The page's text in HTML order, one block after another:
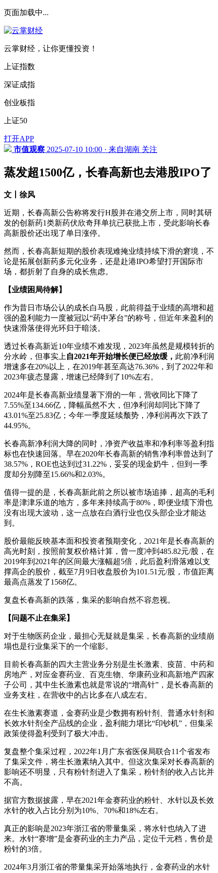
页面加载中...
云掌财经，让你更懂投资！
上证指数
深证成指
创业板指
上证50
打开APP
市值观察 2025-07-10 10:00 · 来自湖南 关注
蒸发超1500亿，长春高新也去港股IPO了
文丨徐风
近期，长春高新公告称将发行H股并在港交所上市，同时其研
发的创新药1类新药伏欣奇拜单抗已获批上市，受此影响长春
高新股价还出现了单日涨停。
然而，长春高新短期的股价表现难掩业绩持续下滑的窘境，不
论是拓展创新药多元化业务，还是赴港IPO希望打开国际市
场，都折射了自身的成长焦虑。
【业绩困局待解】
作为昔日市场公认的成长白马股，此前得益于业绩的高增和超
强的盈利能力一度被冠以“药中茅台”的称号，但近年来盈利的
快速滑落使得光环归于暗淡。
透过长春高新近10年业绩不难发现，2023年虽然是规模转折的
分水岭，但事实上 自2021年开始增长便已经放缓， 此前净利润
增速多在20%以上，在2019年甚至高达76.36%，到了2022年和
2023年疲态显露，增速已经降到了10%左右。
2024年是长春高新业绩显著下滑的一年，营收同比下降了
7.55%至134.66亿，降幅虽然不大，但净利润却同比下降了
43.01%至25.83亿；今年一季度延续颓势，净利润再次下跌了
44.95%。
长春高新净利润大降的同时，净资产收益率和净利率等盈利指
标也在快速回落。早在2020年长春高新的销售净利率曾达到了
38.57%，ROE也达到过31.22%，妥妥的现金奶牛，但到一季
度却分别降至15.66%和2.03%。
值得一提的是，长春高新此前之所以被市场追捧，超高的毛利
率是津津乐道的地方，多年来持续高于80%，即便业绩下滑也
没有出现大波动，这一点放在白酒行业也仅头部企业才能达
到。
股价最能反映基本面和投资者预期变化，2021年是长春高新的
高光时刻，按照前复权价格计算，曾一度冲到485.82元/股，在
2019年到2021年的区间最大涨幅超5倍，此后盈利滑落难以支
撑高企的股价，截至7月9日收盘股价为101.51元/股，市值距离
最高点蒸发了1568亿。
复盘长春高新的跌落，集采的影响自然不容忽视。
【问题不止在集采】
对于生物医药企业，最担心无疑就是集采，长春高新的业绩崩
塌也是行业集采下的一个缩影。
目前长春高新的四大主营业务分别是生长激素、疫苗、中药和
房地产，对应金赛药业、百克生物、华康药业和高新地产四家
子公司，其中生长激素也就是常说的“增高针”，是长春高新的
业务支柱，在营收中的占比多在八成左右。
在生长激素赛道，金赛药业是少数拥有粉针剂、普通水针剂和
长效水针剂全产品线的企业，盈利能力堪比“印钞机”，但集采
政策使得盈利受到了极大冲击。
复盘整个集采过程，2022年1月广东省医保局联合11个省发布
了集采文件，将生长激素纳入其中。但这次集采对长春高新的
影响还不明显，只有粉针剂进入了集采，粉针剂的收入占比并
不高。
据官方数据披露，早在2021年金赛药业的粉针、水针以及长效
水针的收入占比分别为10%、70%和18%左右。
真正的影响是2023年浙江省的带量集采，将水针也纳入了进
来。水针“赛增”是金赛药业的主力产品，定位千元档，售价是
粉针的3倍。
2024年3月浙江省的带量集采开始落地执行，金赛药业的水针